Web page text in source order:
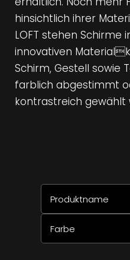
hinsichtlich ihrer
LOFT stehen Schirme
innovativen
Schirm, Gestell sowie
farblich abgestimmt
kontrastreich gewählt
Produktname
Alle auswählen
Farbe